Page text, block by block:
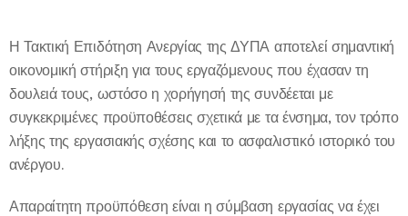
Η Τακτική Επιδότηση Ανεργίας της ΔΥΠΑ αποτελεί σημαντική
οικονομική στήριξη για τους εργαζόμενους που έχασαν τη
δουλειά τους, ωστόσο η χορήγησή της συνδέεται με
συγκεκριμένες προϋποθέσεις σχετικά με τα ένσημα, τον τρόπο
λήξης της εργασιακής σχέσης και το ασφαλιστικό ιστορικό του
ανέργου.
Απαραίτητη προϋπόθεση είναι η σύμβαση εργασίας να έχει